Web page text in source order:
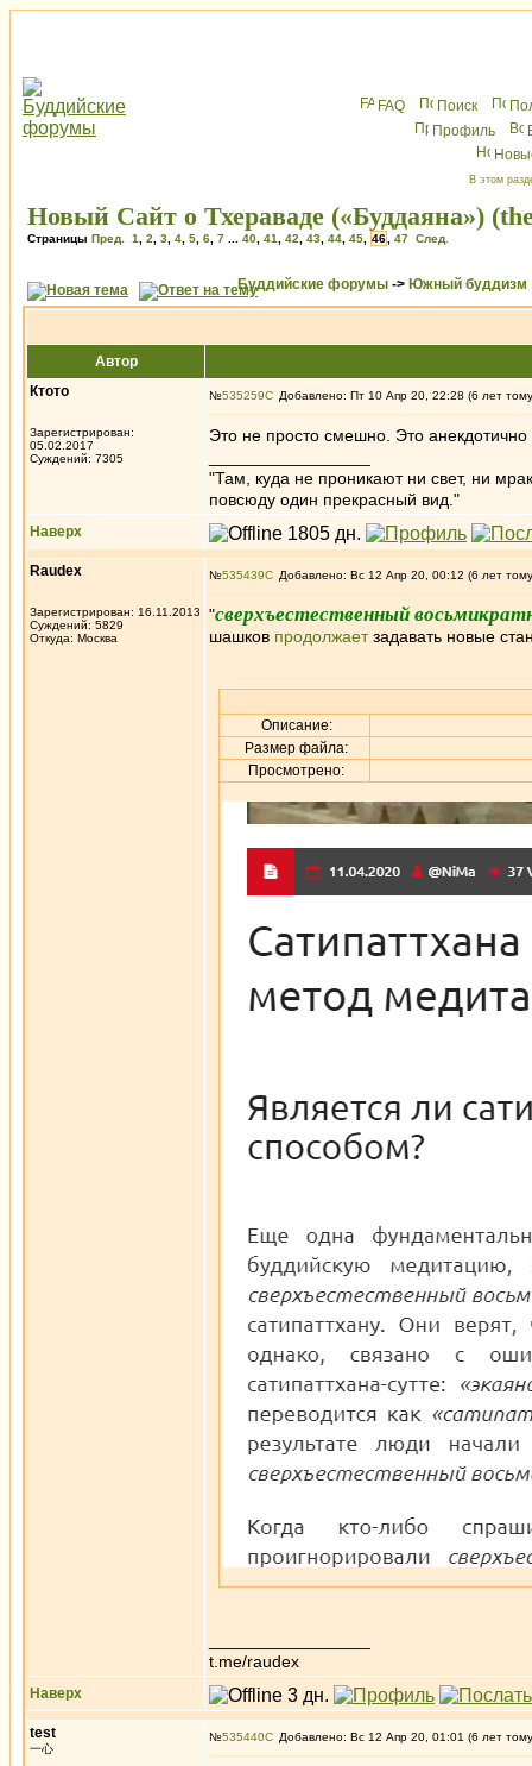
FAQ Поиск
Профиль
В этом
Новый Сайт о Тхераваде («Буддаяна»)
Страницы Пред. 1 2 3 4 5 6 7 40 41 42 43 44 45 46 47 След.
Буддийские форумы -> Южный буддизм
Автор
Ктото
Зарегистрирован:
05.02.2017
Суждений: 7305
№535259 Добавлено: Пт 10 Апр 20, 22:28 (6 лет
Это не просто смешно. Это
"Там, куда не проникают ни свет, ни
повсюду один прекрасный вид."
Наверх
Raudex
Зарегистрирован: 16.11.2013
Суждений: 5829
Откуда: Москва
№535439 Добавлено: Вс 12 Апр 20, 00:12 (6 лет
"сверхъестественный
шашков продолжаетзадавать новые
Описание:
Размер файла:
Просмотрено:
t.me/raudex
Наверх
test
一心
№535440 Добавлено: Вс 12 Апр 20, 01:01 (6 лет